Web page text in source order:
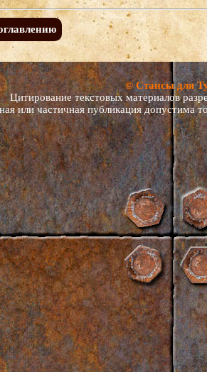
© Стансы для
Цитирование текстовых материалов
или частичная публикация допустима